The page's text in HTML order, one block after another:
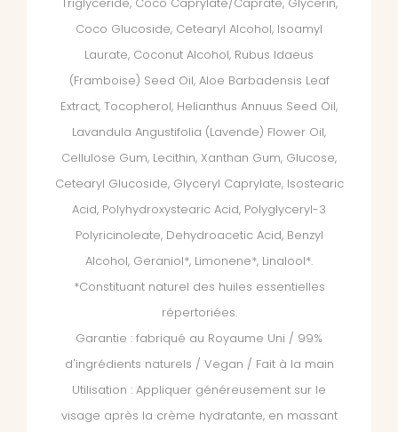
Coco Glucoside, Cetearyl Alcohol, Isoamyl
Laurate, Coconut Alcohol, Rubus Idaeus
(Framboise) Seed Oil, Aloe Barbadensis Leaf
Extract, Tocopherol, Helianthus Annuus Seed Oil,
Lavandula Angustifolia (Lavende) Flower Oil,
Cellulose Gum, Lecithin, Xanthan Gum, Glucose,
Cetearyl Glucoside, Glyceryl Caprylate, Isostearic
Acid, Polyhydroxystearic Acid, Polyglyceryl-3
Polyricinoleate, Dehydroacetic Acid, Benzyl
Alcohol, Geraniol*, Limonene*, Linalool*.
*Constituant naturel des huiles essentielles
répertoriées.
Garantie : fabriqué au Royaume Uni / 99%
d'ingrédients naturels / Vegan / Fait à la main
Utilisation : Appliquer généreusement sur le
visage après la crème hydratante, en massant